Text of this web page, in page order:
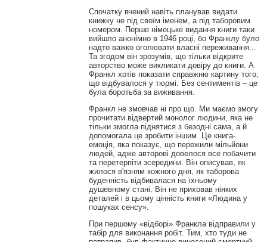
Спочатку вчений навіть планував видати
книжку не під своїм іменем, а під таборовим
номером. Перше німецьке видання книги таки
вийшло анонімно в 1946 році, бо Франклу було
надто важко оголювати власні переживання...
Та згодом він зрозумів, що тільки відкрите
авторство може викликати довіру до книги. А
Франкл хотів показати справжню картину того,
що відбувалося у тюрмі. Без сентиментів – це
була боротьба за виживання.
Франкл не змовчав ні про що. Ми маємо змогу
прочитати відвертий монолог людини, яка не
тільки змогла піднятися з безодні сама, а й
допомогала це зробити іншим. Це книга-
емоція, яка показує, що пережили мільйони
людей, адже авторові довелося все побачити
та перетерпіти зсередини. Він описував, як
жилося в'язням кожного дня, як таборова
буденність відбивалася на їхньому
душевному стані. Він не приховав ніяких
деталей і в цьому цінність книги «Людина у
пошуках сенсу».
При першому «відборі» Франкла відправили у
табір для виконання робіт. Тим, хто туди не